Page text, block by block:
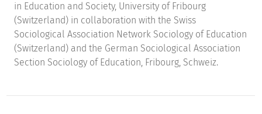
in Education and Society, University of Fribourg
(Switzerland) in collaboration with the Swiss
Sociological Association Network Sociology of Education
(Switzerland) and the German Sociological Association
Section Sociology of Education, Fribourg, Schweiz.